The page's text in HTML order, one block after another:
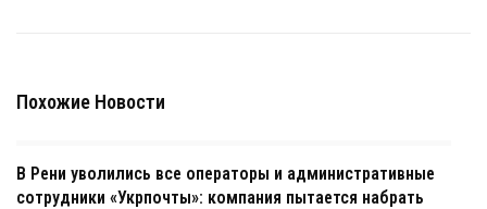
Похожие Новости
В Рени уволились все операторы и административные
сотрудники «Укрпочты»: компания пытается набрать